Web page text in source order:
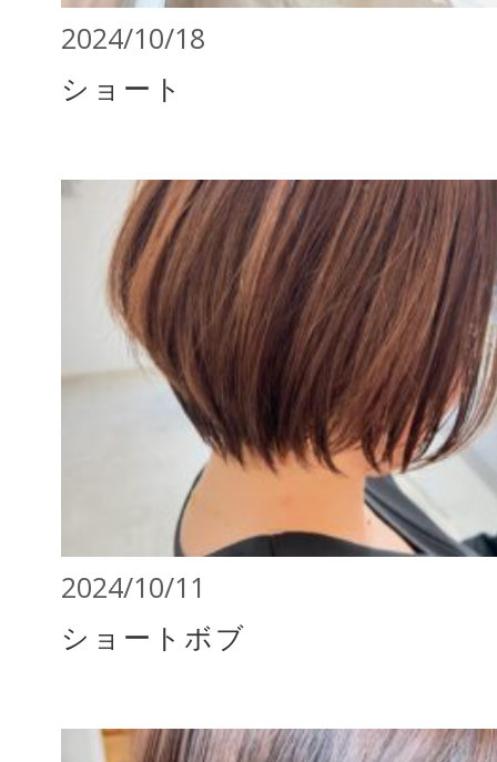
2024/10/18
ショート
2024/10/11
ショートボブ